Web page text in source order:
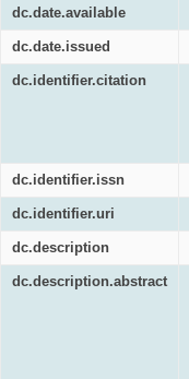
dc.date.available
dc.date.issued
dc.identifier.citation
dc.identifier.issn
dc.identifier.uri
dc.description
dc.description.abstract